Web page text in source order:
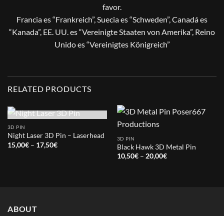
favor.
Francia es “Frankreich”, Suecia es “Schweden”, Canadá es
“Kanada”, EE. UU. es “Vereinigte Staaten von Amerika”, Reino
Unido es “Vereinigtes Königreich”
RELATED PRODUCTS
3D PIN
Night Laser 3D Pin – Laserhead
15,00€ – 17,50€Price
3D PIN
Black Hawk 3D Metal Pin
10,50€ – 20,00€Price
ABOUT